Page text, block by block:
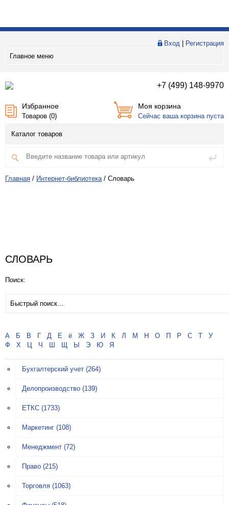
Вход
Регистрация
Главное меню
+7 (499) 148-9970
Избранное
Товаров (0)
Моя корзина
Сейчас ваша корзина пуста
Каталог товаров
Главная / Интернет-библиотека / Словарь
СЛОВАРЬ
Поиск:
А Б В Г Д Е ё Ж З И К Л М Н О П Р С Т
У
Ф
Х Ц Ч Ш Щ Ы Э Ю Я
Бухгалтерский учет (264)
Делопроизводство (139)
ЕТКС (1733)
Маркетинг (108)
Менеджмент (72)
Право (215)
Торговля (1063)